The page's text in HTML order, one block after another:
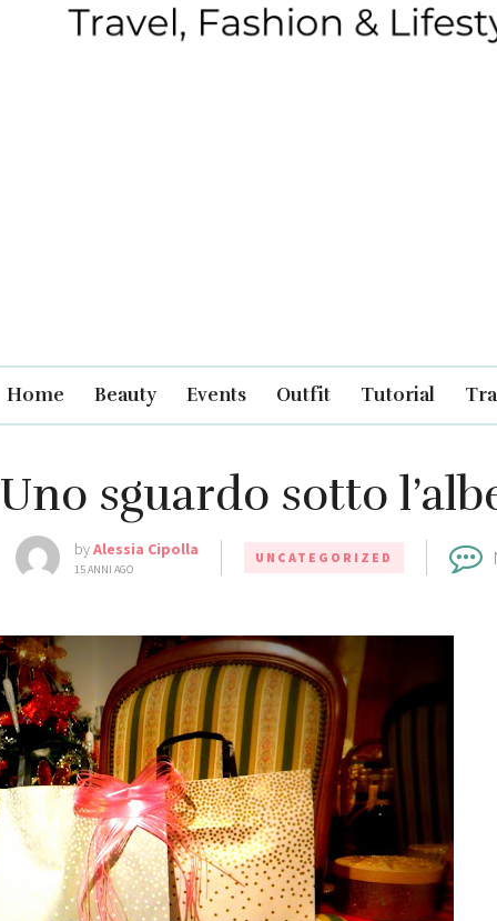
Home Beauty Events Outfit Tutorial
Uno sguardo sotto
byAlessia Cipolla
15 ANNI AGO
UNCATEGORIZED